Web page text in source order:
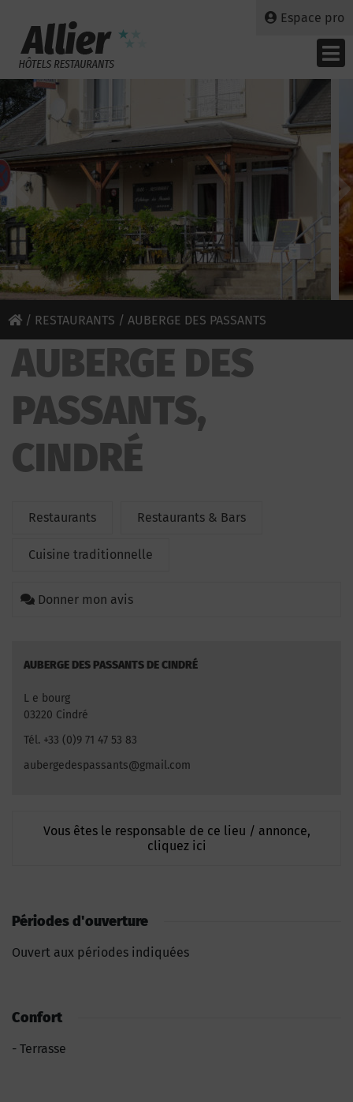
Espace pro
/ RESTAURANTS / AUBERGE DES PASSANTS
AUBERGE DES
PASSANTS,
CINDRÉ
Restaurants Restaurants & Bars
Cuisine traditionnelle
Donner mon avis
AUBERGE DES PASSANTS DE CINDRÉ
L e bourg
03220 Cindré
Tél. +33 (0)9 71 47 53 83
aubergedespassants@gmail.com
Vous êtes le responsable de ce lieu / annonce,
cliquez ici
Périodes d'ouverture
Ouvert aux périodes indiquées
Confort
Terrasse